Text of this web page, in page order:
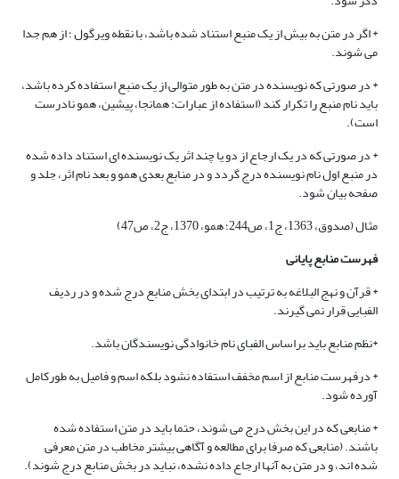
* اگر در متن به بیش از یک منبع استناد شده باشد، با نقطه ویرگول ؛ از هم جدا
می شوند.
* در صورتی که نویسنده در متن به طور متوالی از یک منبع استفاده کرده باشد،
باید نام منبع را تکرار کند (استفاده از عبارات: همانجا، پیشین، همو نادرست
است).
* در صورتی که در یک ارجاع از دو یا چند اثر یک نویسنده ای استناد داده شده
در منبع اول نام نویسنده درج گردد و در منابع بعدی همو و بعد نام اثر، جلد و
صفحه بیان شود.
مثال (صدوق، 1363، ج1، ص244؛ همو، 1370، ج2، ص47)
فهرست منابع پایانی
* قرآن و نهج البلاغه به ترتیب در ابتدای بخش منابع درج شده و در ردیف
الفبایی قرار نمی گیرند.
*نظم منابع باید براساس الفبای نام خانوادگی نویسندگان باشد.
* درفهرست منابع از اسم مخفف استفاده نشود بلکه اسم و فامیل به طورکامل
آورده شود.
* منابعی که در این بخش درج می شوند، حتما باید در متن استفاده شده
باشند. (منابعی که صرفا برای مطالعه و آگاهی بیشتر مخاطب در متن معرفی
شده اند، و در متن به آنها ارجاع داده نشده، نباید در بخش منابع درج شوند).